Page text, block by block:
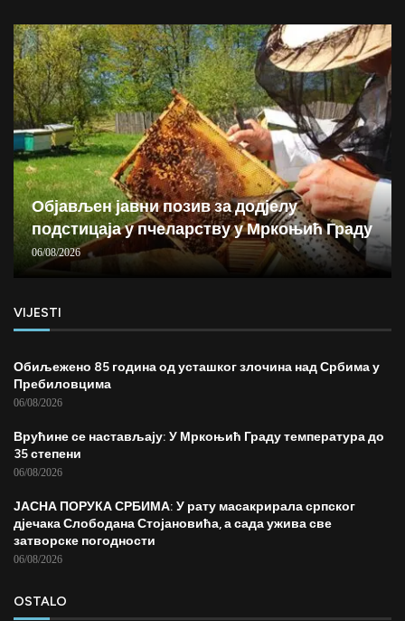
Објављен јавни позив за додјелу
подстицаја у пчеларству у Мркоњић Граду
06/08/2026
VIJESTI
Обиљежено 85 година од усташког злочина над Србима у
Пребиловцима
06/08/2026
Врућине се настављају: У Мркоњић Граду температура до
35 степени
06/08/2026
ЈАСНА ПОРУКА СРБИМА: У рату масакрирала српског
дјечака Слободана Стојановића, а сада ужива све
затворске погодности
06/08/2026
OSTALO